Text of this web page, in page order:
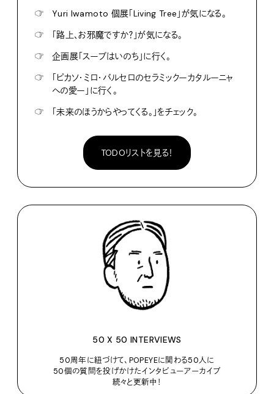
☞
Yuri Iwamoto 個展「Living Tree」が気になる。
☞
「路上、お邪魔ですか？」が気になる。
☞
企画展「スープはいのち」に行く。
☞
「ピカソ・ミロ・バルセロのセラミックーカタルーニャ
への愛ー」に行く。
☞
「未来のほうからやってくる。」をチェック。
TODOリストを見る！
50 X 50 INTERVIEWS
50周年に紐づけて、POPEYEに関わる50人に
50個の質問を投げかけたインタビューアーカイブ
続々と更新中！